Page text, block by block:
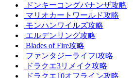
ドンキーコングバナンザ攻略
マリオカートワールド攻略
モンハンワイルズ攻略
エルデンリング攻略
Blades of Fire攻略
ファンタジーライフi攻略
ドラクエ3リメイク攻略
ドラクエ10オフライン攻略